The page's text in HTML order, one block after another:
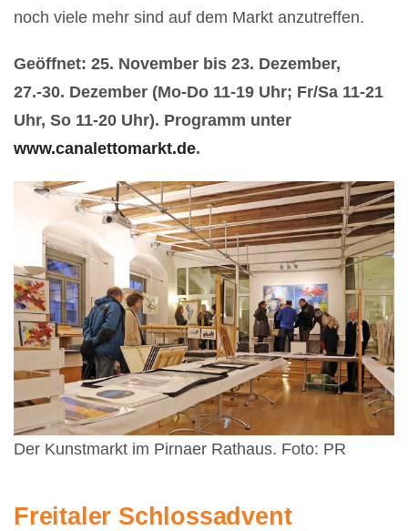
noch viele mehr sind auf dem Markt anzutreffen.
Geöffnet: 25. November bis 23. Dezember,
27.-30. Dezember (Mo-Do 11-19 Uhr; Fr/Sa 11-21
Uhr, So 11-20 Uhr). Programm unter
www.canalettomarkt.de.
Der Kunstmarkt im Pirnaer Rathaus. Foto: PR
Freitaler Schlossadvent